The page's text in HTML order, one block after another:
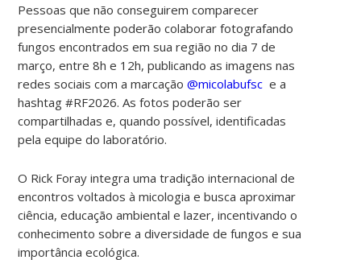
Pessoas que não conseguirem comparecer
presencialmente poderão colaborar fotografando
fungos encontrados em sua região no dia 7 de
março, entre 8h e 12h, publicando as imagens nas
redes sociais com a marcação@micolabufsc e a
hashtag #RF2026. As fotos poderão ser
compartilhadas e, quando possível, identificadas
pela equipe do laboratório.
O Rick Foray integra uma tradição internacional de
encontros voltados à micologia e busca aproximar
ciência, educação ambiental e lazer, incentivando o
conhecimento sobre a diversidade de fungos e sua
importância ecológica.